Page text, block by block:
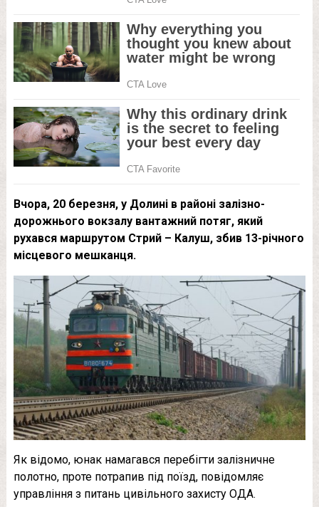
Вчора, 20 березня, у Долині в районі залізно-
дорожнього вокзалу вантажний потяг, який
рухався маршрутом Стрий – Калуш, збив 13-річного
місцевого мешканця.
Як відомо, юнак намагався перебігти залізничне
полотно, проте потрапив під поїзд, повідомляє
управління з питань цивільного захисту ОДА.